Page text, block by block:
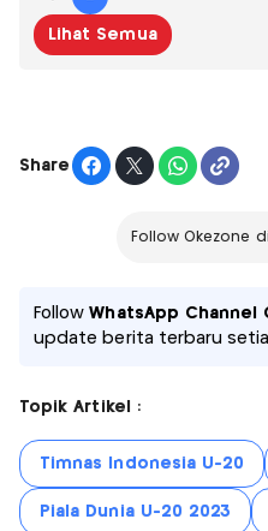
Lihat Semua
Share
Follow Okezone
FollowWhatsApp Channel
update berita terbaru
Topik Artikel :
Timnas Indonesia U-20
Piala Dunia U-20 2023